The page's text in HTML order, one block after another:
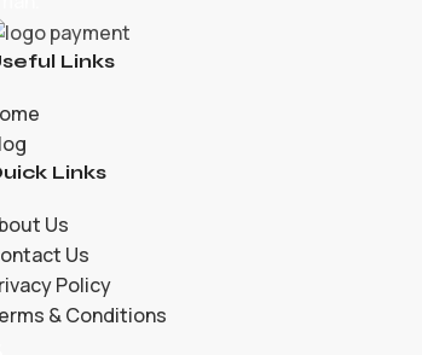
Links
Links
Us
Us
Policy
& Conditions